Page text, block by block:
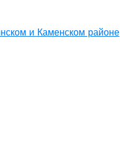
и Каменском районе